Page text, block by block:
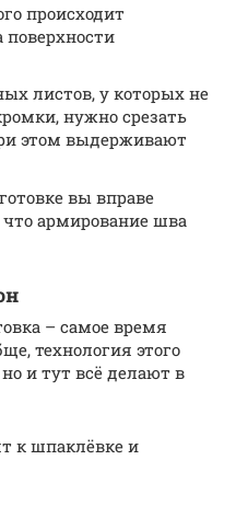
происходит
поверхности
листов, у которых не
нужно срезать
этом выдерживают
вы вправе
армирование шва
– самое время
технология этого
и тут всё делают в
к шпаклёвке и